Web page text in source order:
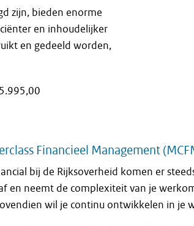
zijn, bieden enorme
en inhoudelijker
en gedeeld worden,
Financieel Management
bij de Rijksoverheid komen er
en neemt de complexiteit van je
wil je continu ontwikkelen in je